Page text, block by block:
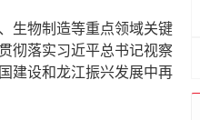
生物制造等重点领域关键
彻落实习近平总书记视察
建设和龙江振兴发展中再